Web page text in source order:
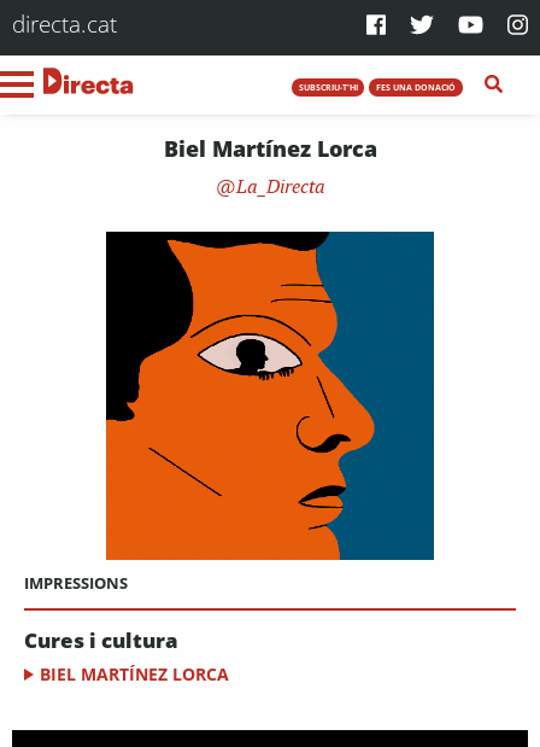
directa.cat
SUBSCRIU-T'HI FES UNA DONACIÓ
Biel Martínez Lorca
La_Directa
IMPRESSIONS
Cures i cultura
BIEL MARTÍNEZ LORCA